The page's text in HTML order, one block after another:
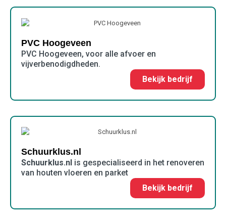
PVC Hoogeveen
PVC Hoogeveen, voor alle afvoer en
vijverbenodigdheden.
Bekijk bedrijf
Schuurklus.nl
Schuurklus.nl is gespecialiseerd in het renoveren
van houten vloeren en parket
Bekijk bedrijf